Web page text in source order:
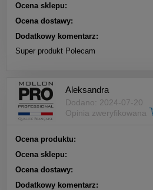
Ocena sklepu:
Ocena dostawy:
Dodatkowy komentarz:
Super produkt Polecam
Aleksandra
Dodano: 2024-07-20
Opinia zweryfikowana
Ocena produktu:
Ocena sklepu:
Ocena dostawy:
Dodatkowy komentarz: